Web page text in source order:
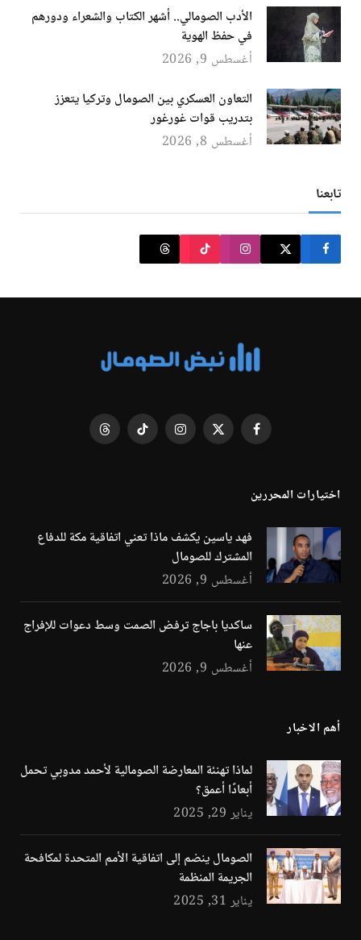
الأدب الصومالي.. أشهر الكتاب والشعراء ودورهم
في حفظ الهوية
أغسطس 9, 2026
التعاون العسكري بين الصومال وتركيا يتعزز
بتدريب قوات غورغور
أغسطس 8, 2026
تابعنا
فيسبوك X
الانستغرامتيكتوك Threads
اختيارات المحررين
فهد ياسين يكشف ماذا تعني اتفاقية مكة للدفاع
المشترك للصومال
أغسطس 9, 2026
ساكديا باجاج ترفض الصمت وسط دعوات للإفراج
عنها
أغسطس 9, 2026
أهم الاخبار
لماذا تهنئة المعارضة الصومالية لأحمد مدوبي تحمل
أبعادًا أعمق؟
يناير 29, 2025
الصومال ينضم إلى اتفاقية الأمم المتحدة لمكافحة
الجريمة المنظمة
يناير 31, 2025